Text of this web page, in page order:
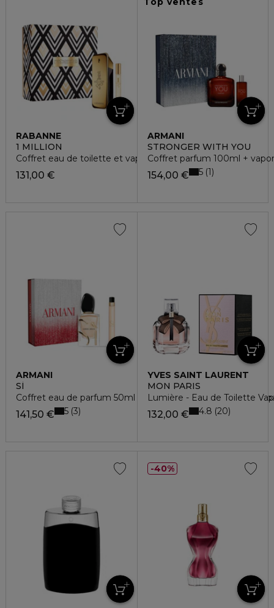
RABANNE
1 MILLION
Coffret eau de toilette et vaporisateur de voyage
131,00 €
ARMANI
STRONGER WITH YOU
Coffret parfum 100ml +
154,00 € 5 1
ARMANI
SÌ
Coffret eau de parfum 50ml + vaporisateur voyage eau de
141,50 € 5 3
YVES SAINT LAURENT
MON PARIS
Lumière - Eau de Toilette
132,00 € 4.8 20
40%